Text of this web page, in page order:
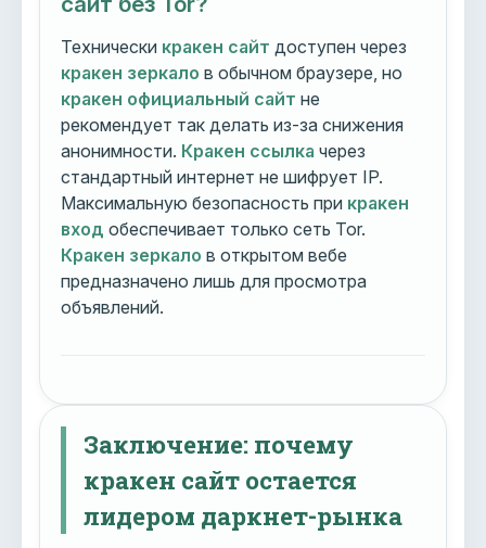
Технически кракен сайт доступен через
кракен зеркало в обычном браузере, но
кракен официальный сайт не
рекомендует так делать из-за снижения
анонимности. Кракен ссылка через
стандартный интернет не шифрует IP.
Максимальную безопасность при кракен
вход обеспечивает только сеть Tor.
Кракен зеркало в открытом вебе
предназначено лишь для просмотра
объявлений.
Заключение: почему
кракен сайт остается
лидером даркнет-рынка